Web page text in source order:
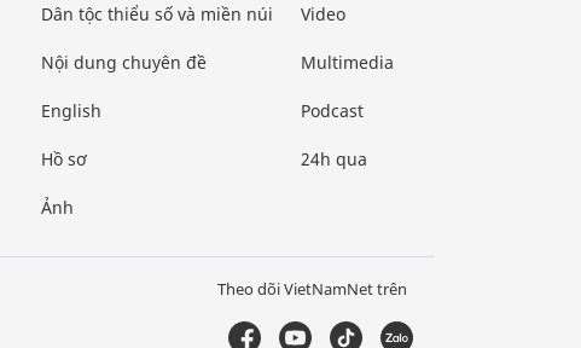
Dân tộc thiểu số và miền núi
Nội dung chuyên đề
English
Hồ sơ
Ảnh
Video
Multimedia
Podcast
24h qua
Theo dõi VietNamNet trên